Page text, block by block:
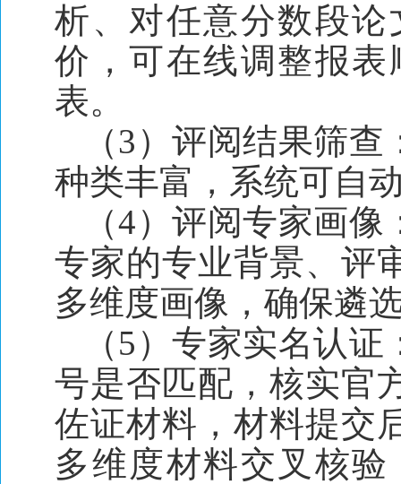
析、对任意分数段
价，可在线调整报
表。
（3）评阅结果筛
种类丰富，系统可自
（4）评阅专家画
专家的专业背景、评
多维度画像，确保遴
（5）专家实名认
号是否匹配，核实官
佐证材料，材料提交
多维度材料交叉核